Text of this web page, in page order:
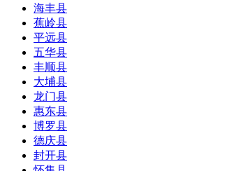
海丰县
蕉岭县
平远县
五华县
丰顺县
大埔县
龙门县
惠东县
博罗县
德庆县
封开县